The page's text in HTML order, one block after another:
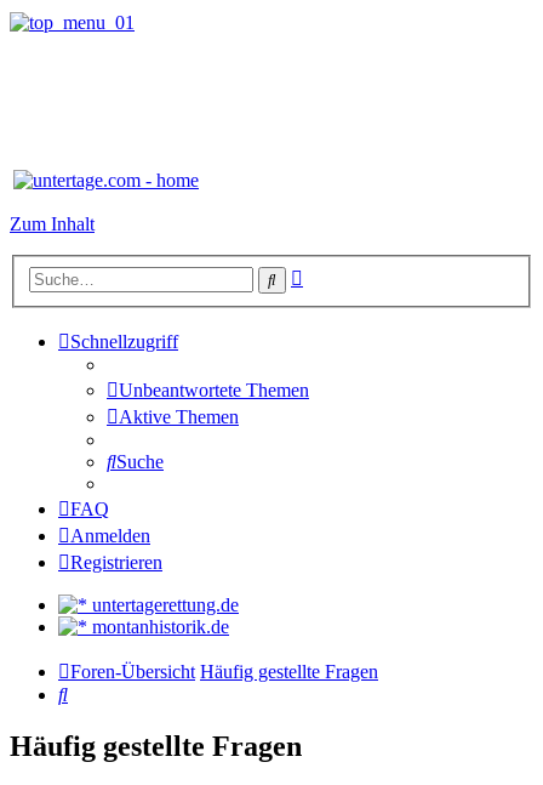
Zum Inhalt
Suche
Schnellzugriff
Unbeantwortete Themen
Aktive Themen
Suche
FAQ
Anmelden
Registrieren
untertagerettung.de
montanhistorik.de
Foren-Übersicht Häufig gestellte Fragen
Suche
Häufig gestellte Fragen